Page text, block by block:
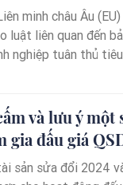
minh châu Âu
luật liên quan đến
nghiệp tuân thủ
và lưu ý một
gia đấu giá
sản sửa đổi 2024